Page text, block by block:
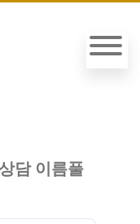
담 이름풀